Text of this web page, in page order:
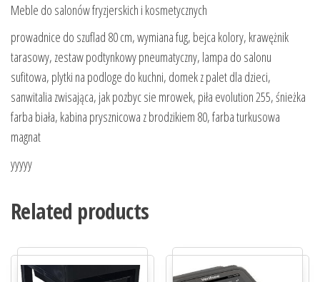
Meble do salonów fryzjerskich i kosmetycznych
prowadnice do szuflad 80 cm, wymiana fug, bejca kolory, krawężnik
tarasowy, zestaw podtynkowy pneumatyczny, lampa do salonu
sufitowa, plytki na podloge do kuchni, domek z palet dla dzieci,
sanwitalia zwisająca, jak pozbyc sie mrowek, piła evolution 255, śnieżka
farba biała, kabina prysznicowa z brodzikiem 80, farba turkusowa
magnat
yyyyy
Related products